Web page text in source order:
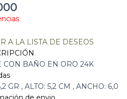
A LA LISTA DE DESEOS
CON BAÑO EN ORO 24K
GR , ALTO: 5,2 CM , ANCHO: 6,0